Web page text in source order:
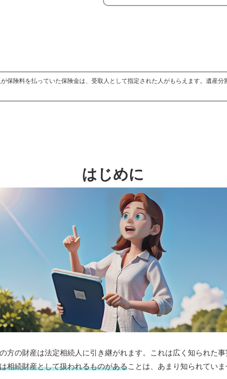
保険料を払っていた保険金は、受取人として指定された人がもらえます。遺産
はじめに
方の財産は法定相続人に引き継がれます。これは広く知られた事
相続財産として扱われるものがあることは、あまり知られてい